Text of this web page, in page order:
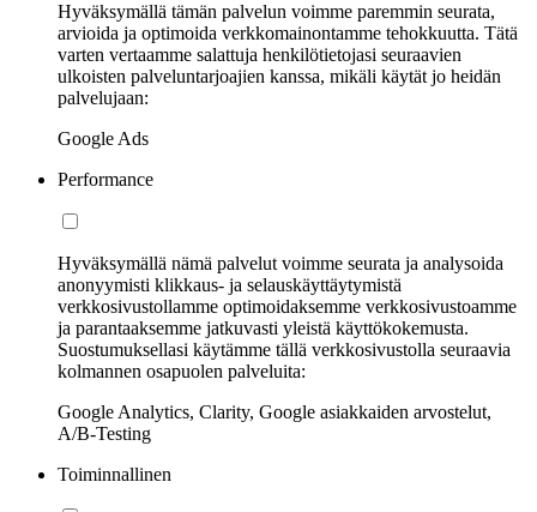
Hyväksymällä tämän palvelun voimme paremmin seurata,
arvioida ja optimoida verkkomainontamme tehokkuutta. Tätä
varten vertaamme salattuja henkilötietojasi seuraavien
ulkoisten palveluntarjoajien kanssa, mikäli käytät jo heidän
palvelujaan:
Google Ads
Performance
Hyväksymällä nämä palvelut voimme seurata ja analysoida
anonyymisti klikkaus- ja selauskäyttäytymistä
verkkosivustollamme optimoidaksemme verkkosivustoamme
ja parantaaksemme jatkuvasti yleistä käyttökokemusta.
Suostumuksellasi käytämme tällä verkkosivustolla seuraavia
kolmannen osapuolen palveluita:
Google Analytics, Clarity, Google asiakkaiden arvostelut,
A/B-Testing
Toiminnallinen